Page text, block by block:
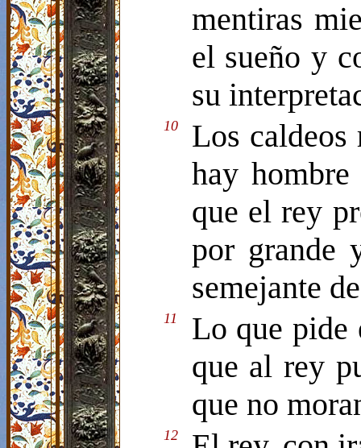
mentiras
el sueño y
su
10
Los
hay
que el rey
por grande
semejante
11
Lo que pide
que al rey
que no
12